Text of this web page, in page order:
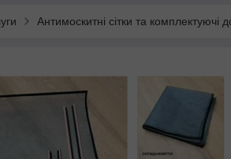
Антимоскитні сітки та комплектуючі